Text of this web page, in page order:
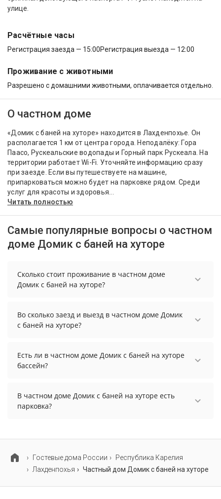
улице.
Расчётные часы
Регистрация заезда — 15:00Регистрация выезда — 12:00
Проживание с животными
Разрешено с домашними животными, оплачивается отдельно.
О частном доме
«Домик с баней на хуторе» находится в Лахденпохье. Он
располагается 1 км от центра города. Неподалёку: Гора
Паасо, Рускеальские водопады и Горный парк Рускеала. На
территории работает Wi-Fi. Уточняйте информацию сразу
при заезде. Если вы путешествуете на машине,
припарковаться можно будет на парковке рядом. Среди
услуг для красоты и здоровья...
Читать полностью
Самые популярные вопросы о частном
доме Домик с баней на хуторе
Сколько стоит проживание в частном доме
Домик с баней на хуторе?
в частном доме Домик с баней на хуторе,
выберите нужные даты и количество гостей.
Во сколько заезд и выезд в частном доме Домик
с баней на хуторе?
осуществить до 12:00.
Есть ли в частном доме Домик с баней на хуторе
бассейн?
бассейна.
В частном доме Домик с баней на хуторе есть
парковка?
Гостевые дома России
Республика Карелия
Лахденпохья
Частный дом Домик с баней на хуторе